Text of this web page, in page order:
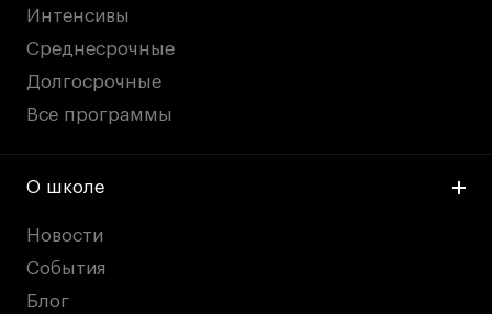
Интенсивы
Среднесрочные
Долгосрочные
Все программы
О школе
Новости
События
Блог